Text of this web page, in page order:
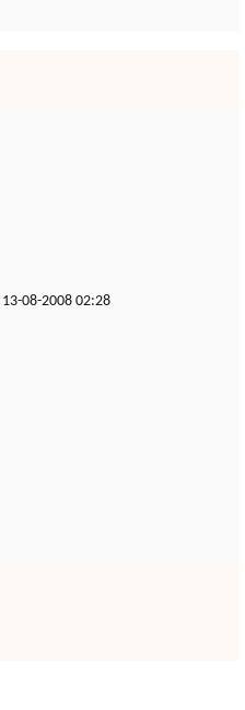
13-08-2008 02:28